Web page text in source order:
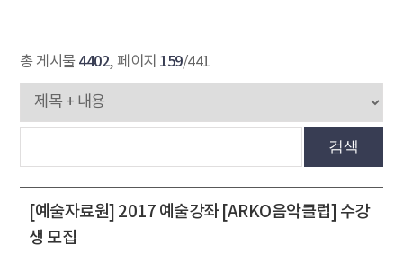
총 게시물 4402, 페이지 159/441
검색
[예술자료원] 2017 예술강좌 [ARKO음악클럽] 수강
생 모집